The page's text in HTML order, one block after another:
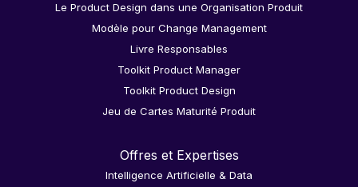
Le Product Design dans une Organisation Produit
Modèle pour Change Management
Livre Responsables
Toolkit Product Manager
Toolkit Product Design
Jeu de Cartes Maturité Produit
Offres et Expertises
Intelligence Artificielle & Data